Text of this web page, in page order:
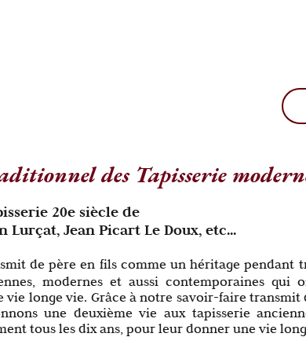
des Tapisserie
20e siècle de
Lurçat, Jean Picart Le Doux, etc...
de père en fils comme un héritage pendant
modernes et aussi contemporaines qui
longe vie. Grâce à notre savoir-faire transmit
une deuxième vie aux tapisserie
tous les dix ans, pour leur donner une vie